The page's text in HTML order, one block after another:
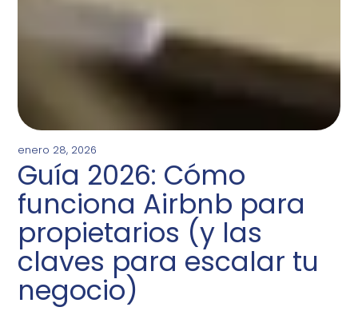
enero 28, 2026
Guía 2026: Cómo
funciona Airbnb para
propietarios (y las
claves para escalar tu
negocio)